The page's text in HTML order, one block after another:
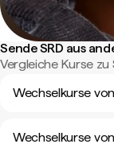
Sende SRD aus
Vergleiche Kurse zu
Wechselkurse
Wechselkurse